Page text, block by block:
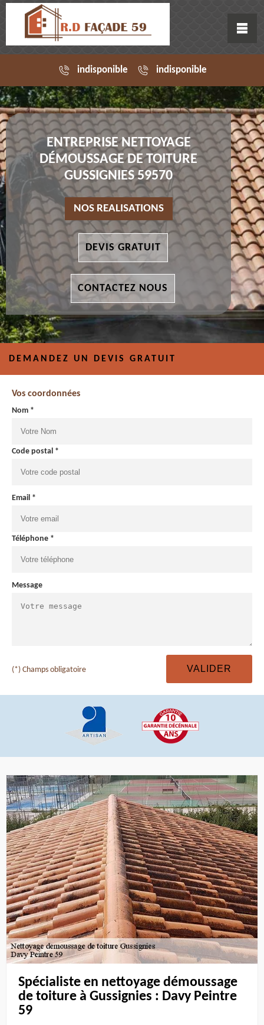
indisponible indisponible
ENTREPRISE NETTOYAGE
DÉMOUSSAGE DE TOITURE
GUSSIGNIES 59570
NOS REALISATIONS
DEVIS GRATUIT
CONTACTEZ NOUS
DEMANDEZ UN DEVIS GRATUIT
Vos coordonnées
Nom *
Code postal *
Email *
Téléphone *
Message
(*) Champs obligatoire
Spécialiste en nettoyage démoussage
de toiture à Gussignies : Davy Peintre
59